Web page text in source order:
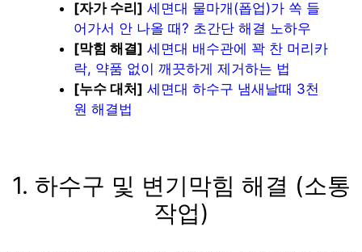
[자가 수리] 세면대 물마개(폽업)가 쏙 들
어가서 안 나올 때? 초간단 해결 노하우
[막힘 해결] 세면대 배수관에 꽉 찬 머리카
락, 약품 없이 깨끗하게 제거하는 법
[누수 대처] 세면대 하수구 냄새날때 3천
원 해결법
1. 하수구 및 변기막힘 해결 (소통
작업)